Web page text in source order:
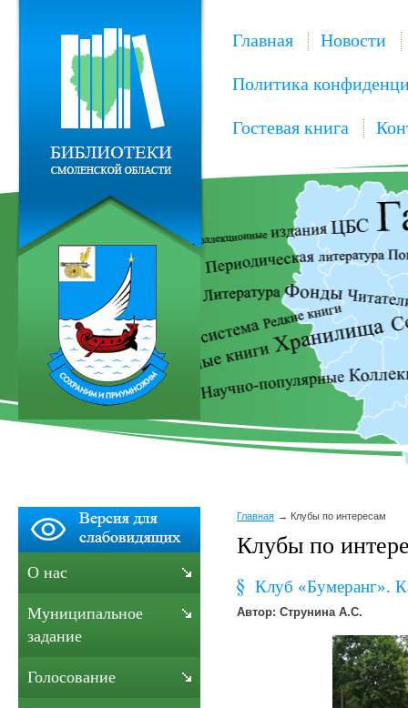
Главная Новости
Политика
Гостевая книга
Главная Клубы по интересам
Клубы по
Клуб «Бумеранг».
Автор: Струнина А.С.
О нас
Муниципальное
задание
Голосование